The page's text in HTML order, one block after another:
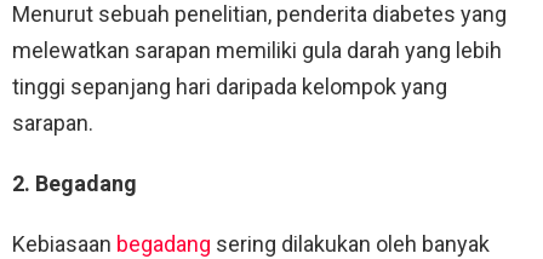
Menurut sebuah penelitian, penderita diabetes yang
melewatkan sarapan memiliki gula darah yang lebih
tinggi sepanjang hari daripada kelompok yang
sarapan.
2. Begadang
Kebiasaan begadang sering dilakukan oleh banyak